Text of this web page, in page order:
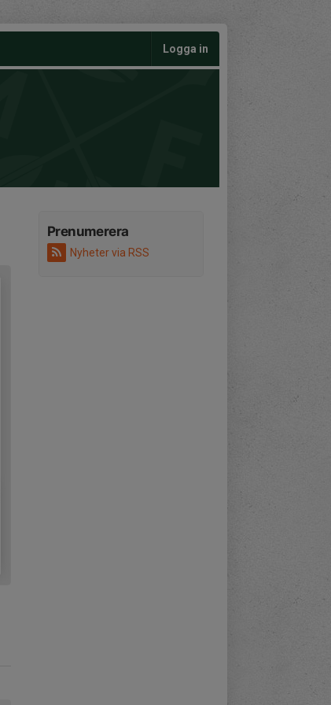
Logga in
Prenumerera
Nyheter via RSS